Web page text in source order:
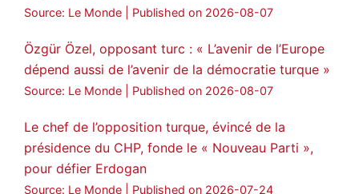
MedyaNews @medyanews_ · 24 Jan 2025
🔴DEM Party Imrali delegation made a
statement on Abdullah Öcalan meeting
#AbdullahÖcalan #PeaceProcess
🔗https://medyanews.rs/h4lwBwQ
3
Source: Le Monde Published on 2026-08-07
Özgür Özel, opposant turc : « L’avenir de l’Europe
dépend aussi de l’avenir de la démocratie turque »
Source: Le Monde Published on 2026-08-07
Le chef de l’opposition turque, évincé de la
présidence du CHP, fonde le « Nouveau Parti »,
pour défier Erdogan
Source: Le Monde Published on 2026-07-24